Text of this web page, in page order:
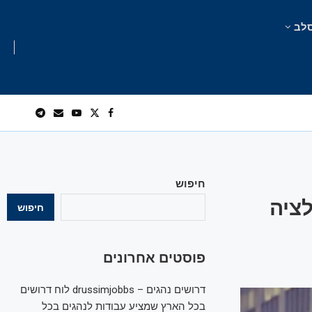
חיפוש
חיפוש
פוסטים אחרונים
דרושים נהגים – drussimjobbs לוח דרושים
בכל הארץ שמציע עבודות לנהגים בכל